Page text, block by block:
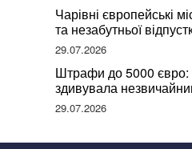
Чарівні європейські
та незабутньої
29.07.2026
Штрафи до 5000 євро:
здивувала
Німеччині та
29.07.2026